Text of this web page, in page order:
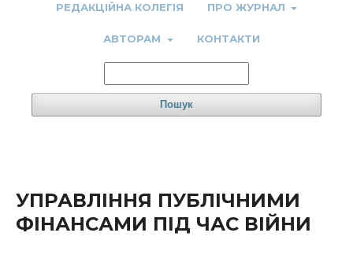
РЕДАКЦІЙНА КОЛЕГІЯ ПРО ЖУРНАЛ
АВТОРАМ КОНТАКТИ
Пошук
УПРАВЛІННЯ ПУБЛІЧНИМИ
ФІНАНСАМИ ПІД ЧАС ВІЙНИ